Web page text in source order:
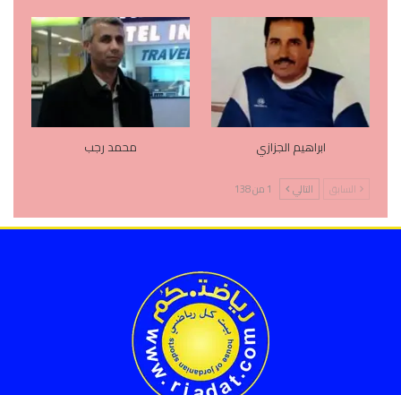
ابراهيم الجزازي محمد رجب
السابق التالي 1 من 138